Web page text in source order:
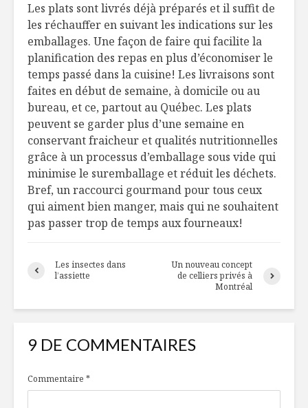
Les plats sont livrés déjà préparés et il suffit de
les réchauffer en suivant les indications sur les
emballages. Une façon de faire qui facilite la
planification des repas en plus d’économiser le
temps passé dans la cuisine! Les livraisons sont
faites en début de semaine, à domicile ou au
bureau, et ce, partout au Québec. Les plats
peuvent se garder plus d’une semaine en
conservant fraicheur et qualités nutritionnelles
grâce à un processus d’emballage sous vide qui
minimise le suremballage et réduit les déchets.
Bref, un raccourci gourmand pour tous ceux
qui aiment bien manger, mais qui ne souhaitent
pas passer trop de temps aux fourneaux!
Les insectes dans
l’assiette
Un nouveau concept
de celliers privés à
Montréal
9 DE COMMENTAIRES
Commentaire *
salsa cruda
Théories